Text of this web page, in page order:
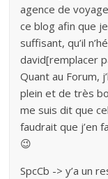
agence de
ce blog afin que
suffisant, qu’il
david[remplacer
Quant au Forum,
plein et de très
me suis dit que
faudrait que j’en
😉
SpcCb -> y’a un